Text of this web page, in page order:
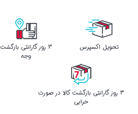
تحویل اکسپرس
3 روز گارانتی بازگشت
وجه
3 روز گارانتی بازگشت کالا در صورت
خرابی